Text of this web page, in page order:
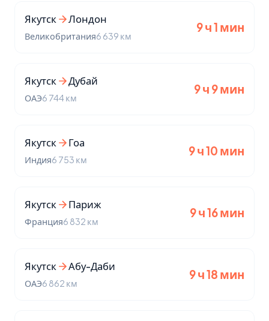
Якутск Лондон
Великобритания6 639 км
9 ч 1 мин
Якутск Дубай
ОАЭ6 744 км
9 ч 9 мин
Якутск Гоа
Индия6 753 км
9 ч 10 мин
Якутск Париж
Франция6 832 км
9 ч 16 мин
Якутск Абу-Даби
ОАЭ6 862 км
9 ч 18 мин